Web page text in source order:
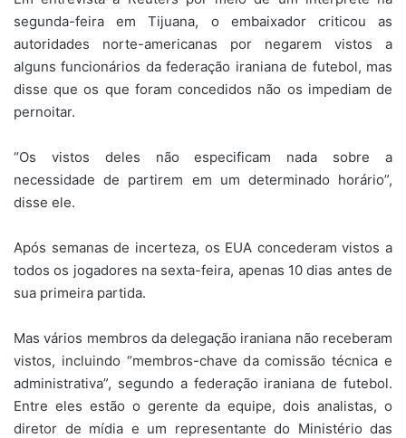
segunda-feira em Tijuana, o embaixador criticou as
autoridades norte-americanas por negarem vistos a
alguns funcionários da federação iraniana de futebol, mas
disse que os que foram concedidos não os impediam de
pernoitar.
“Os vistos deles não especificam nada sobre a
necessidade de partirem em um determinado horário”,
disse ele.
Após semanas de incerteza, os EUA concederam vistos a
todos os jogadores na sexta-feira, apenas 10 dias antes de
sua primeira partida.
Mas vários membros da delegação iraniana não receberam
vistos, incluindo “membros-chave da comissão técnica e
administrativa”, segundo a federação iraniana de futebol.
Entre eles estão o gerente da equipe, dois analistas, o
diretor de mídia e um representante do Ministério das